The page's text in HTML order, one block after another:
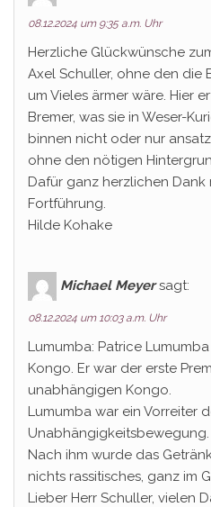
08.12.2024 um 9:35 a.m. Uhr
Herzliche Glückwünsche
Axel Schuller, ohne den die
um Vieles ärmer wäre. Hier
Bremer, was sie in Weser-
binnen nicht oder nur
ohne den nötigen
Dafür ganz herzlichen Dank
Fortführung.
Hilde Kohake
Michael Meyer sagt:
08.12.2024 um 10:03 a.m. Uhr
Lumumba: Patrice
Kongo. Er war der erste
unabhängigen Kongo.
Lumumba war ein Vorreiter
Unabhängigkeitsbewegung.
Nach ihm wurde das
nichts rassitisches, ganz im
Lieber Herr Schuller, vielen